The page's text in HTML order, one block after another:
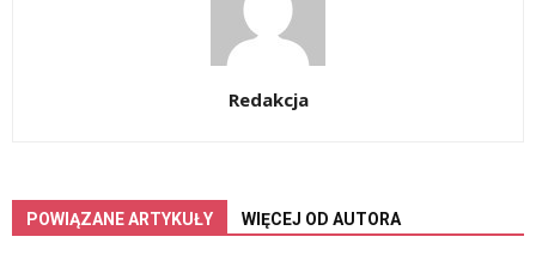
Redakcja
POWIĄZANE ARTYKUŁY WIĘCEJ OD AUTORA